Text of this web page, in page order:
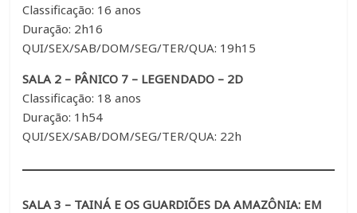
Classificação: 16 anos
Duração: 2h16
QUI/SEX/SAB/DOM/SEG/TER/QUA: 19h15
SALA 2 – PÂNICO 7 – LEGENDADO – 2D
Classificação: 18 anos
Duração: 1h54
QUI/SEX/SAB/DOM/SEG/TER/QUA: 22h
SALA 3 – TAINÁ E OS GUARDIÕES DA AMAZÔNIA: EM